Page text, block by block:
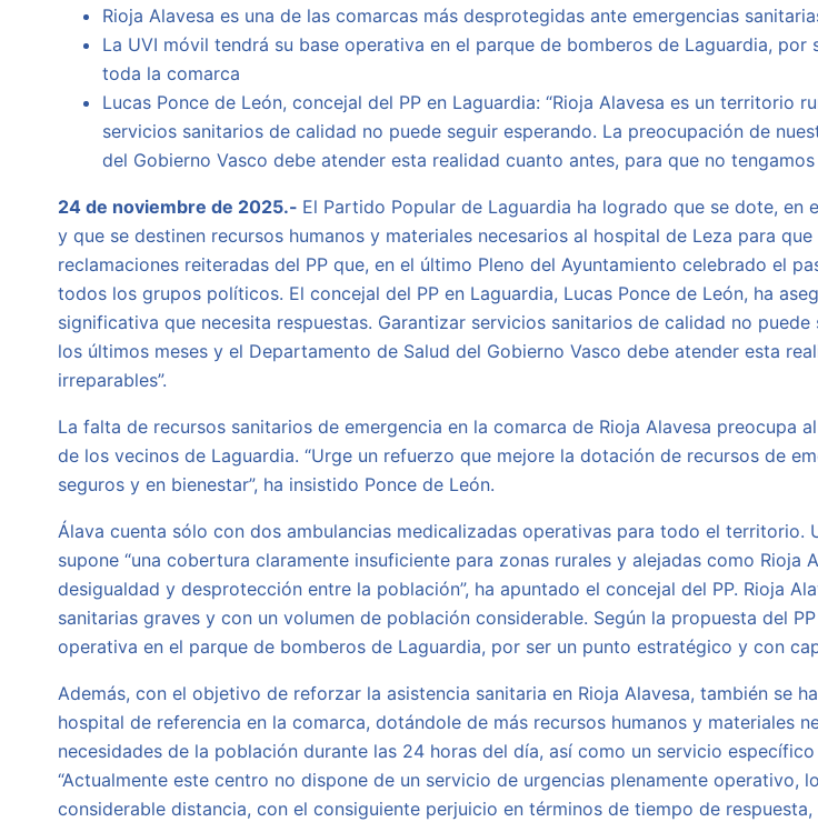
Rioja Alavesa es una de las comarcas más desprotegidas ante emergencias
La UVI móvil tendrá su base operativa en el parque de bomberos de Laguardia,
toda la comarca
Lucas Ponce de León, concejal del PP en Laguardia: “Rioja Alavesa es un
servicios sanitarios de calidad no puede seguir esperando. La preocupación de
del Gobierno Vasco debe atender esta realidad cuanto antes, para que no
24 de noviembre de 2025.- El Partido Popular de Laguardia ha logrado que se dote, en
y que se destinen recursos humanos y materiales necesarios al hospital de Leza para
reclamaciones reiteradas del PP que, en el último Pleno del Ayuntamiento celebrado el
todos los grupos políticos. El concejal del PP en Laguardia, Lucas Ponce de León, ha
significativa que necesita respuestas. Garantizar servicios sanitarios de calidad no
los últimos meses y el Departamento de Salud del Gobierno Vasco debe atender esta
irreparables”.
La falta de recursos sanitarios de emergencia en la comarca de Rioja Alavesa
de los vecinos de Laguardia. “Urge un refuerzo que mejore la dotación de recursos de
seguros y en bienestar”, ha insistido Ponce de León.
Álava cuenta sólo con dos ambulancias medicalizadas operativas para todo el
supone “una cobertura claramente insuficiente para zonas rurales y alejadas como
desigualdad y desprotección entre la población”, ha apuntado el concejal del PP. Rioja
sanitarias graves y con un volumen de población considerable. Según la propuesta del
operativa en el parque de bomberos de Laguardia, por ser un punto estratégico y con
Además, con el objetivo de reforzar la asistencia sanitaria en Rioja Alavesa, también se
hospital de referencia en la comarca, dotándole de más recursos humanos y materiales
necesidades de la población durante las 24 horas del día, así como un servicio
“Actualmente este centro no dispone de un servicio de urgencias plenamente
considerable distancia, con el consiguiente perjuicio en términos de tiempo de